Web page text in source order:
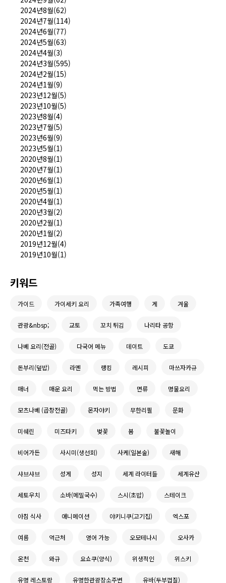
2024년8월(62)
2024년7월(114)
2024년6월(77)
2024년5월(63)
2024년4월(3)
2024년3월(595)
2024년2월(15)
2024년1월(9)
2023년12월(5)
2023년10월(5)
2023년8월(4)
2023년7월(5)
2023년6월(9)
2023년5월(1)
2020년8월(1)
2020년7월(1)
2020년6월(1)
2020년5월(1)
2020년4월(1)
2020년3월(2)
2020년2월(1)
2020년1월(2)
2019년12월(4)
2019년10월(1)
키워드
가이드 가이세키 요리 가족여행 게 겨울
관광&nbsp; 교토 꼬치 튀김 나리타 공항
나베 요리(전골) 다국어 메뉴 데이트 도쿄
돈부리(덮밥) 라멘 랭킹 레시피 마쓰자카규
매너 매운 요리 먹는 방법 면류 명물요리
모츠나베 (곱창전골) 몬자야키 무한리필 문화
미쉐린 미즈타키 벚꽃 봄 불꽃놀이
비어가든 사시미(생선회) 사케(일본술) 새해
샤브샤브 성게 성지 세계 라이터들 세계유산
세토우치 소바(메밀국수) 스시(초밥) 스테이크
아침 식사 애니메이션 야키니쿠(고기집) 엑스포
여름 역근처 영어 가능 오모테나시 오사카
온천 와규 요쇼쿠(양식) 위생적인 위스키
유명 레스토랑 유명한관광장소주변 유바(두부껍질)